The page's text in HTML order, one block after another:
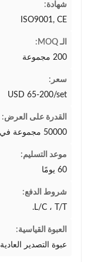
شهادة:
ISO9001, CE
الـ MOQ:
200 مجموعة
سعر:
USD 65-200/set
القدرة على العرض:
50000 مجموعة في الشهر
موعد التسليم:
60 يومًا
شروط الدفع:
L/C ، T/T.
العبوة القياسية:
عبوة التصدير العادية 20 قدم / 40HQ الحاوية